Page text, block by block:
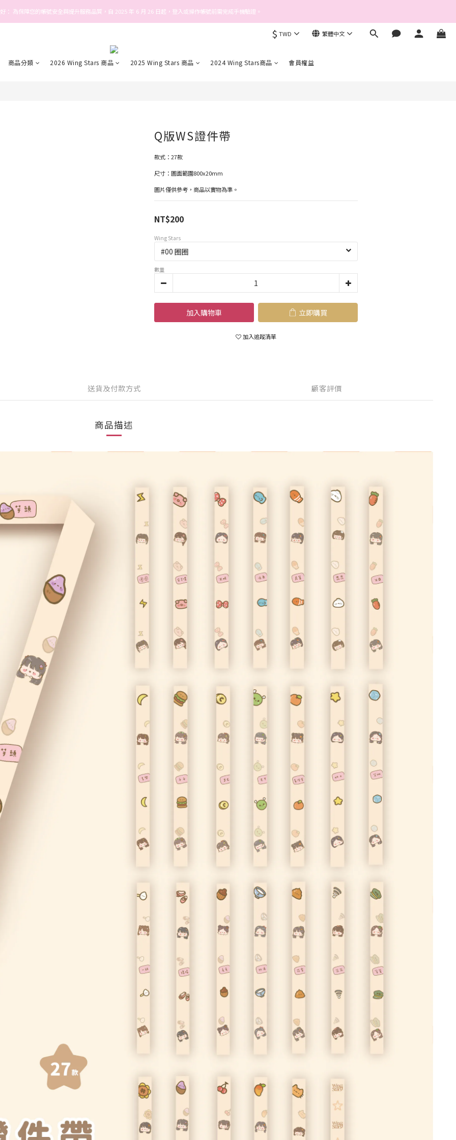
Welcome! Stars house
： 為保障您的帳號安全與提升服務品質，自 2025 年 6 月 26 日起，登入或操作帳號前需完成手機驗證。
$ TWD 繁體中文
商品分類 2026 Wing Stars 商品 2025 Wing Stars 商品 2024 Wing Stars商品 會員權益
Q版WS證件帶
款式：27款
尺寸：圖面範圍800x20mm
圖片僅供參考，商品以實物為準。
NT$200
Wing Stars
數量
加入購物車 立即購買
加入追蹤清單
送貨及付款方式 顧客評價
商品描述
立即購買